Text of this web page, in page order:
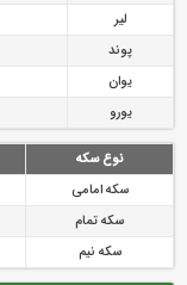
لیر
پوند
یوان
یورو
نوع سکه
سکه امامی
سکه تمام
سکه نیم